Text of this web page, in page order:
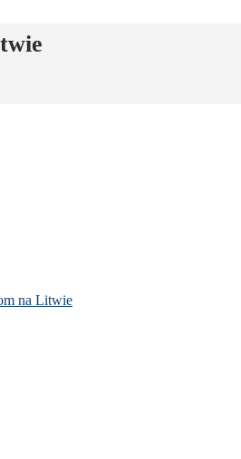
na Litwie